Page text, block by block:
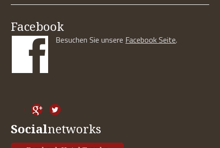
Facebook
Besuchen Sie unsere Facebook Seite.
Socialnetworks